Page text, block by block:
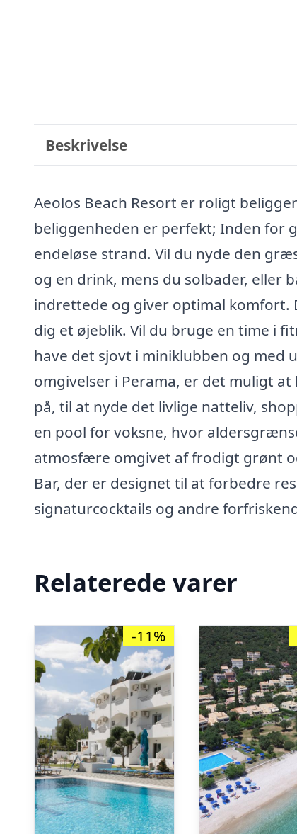
Beskrivelse
Aeolos Beach Resort er roligt
beliggenheden er perfekt; Inden for
endeløse strand. Vil du nyde den
og en drink, mens du solbader, eller
indrettede og giver optimal komfort.
dig et øjeblik. Vil du bruge en time i
have det sjovt i miniklubben og med
omgivelser i Perama, er det muligt
på, til at nyde det livlige natteliv,
en pool for voksne, hvor
atmosfære omgivet af frodigt grønt
Bar, der er designet til at forbedre
signaturcocktails og andre
Relaterede varer
-11%